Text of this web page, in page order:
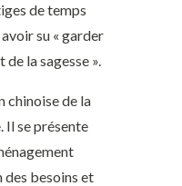
de temps
su « garder
de la sagesse ».
chinoise de la
se présente
des besoins et